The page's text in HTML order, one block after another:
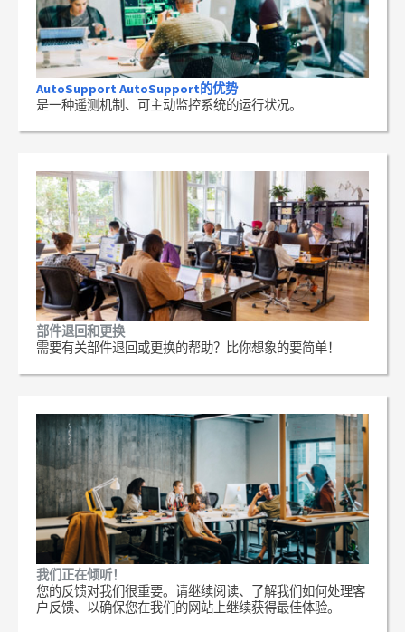
AutoSupport AutoSupport的优势
是一种遥测机制、可主动监控系统的运行状况。
部件退回和更换
需要有关部件退回或更换的帮助？比你想象的要简单！
我们正在倾听！
您的反馈对我们很重要。请继续阅读、了解我们如何处理客
户反馈、以确保您在我们的网站上继续获得最佳体验。